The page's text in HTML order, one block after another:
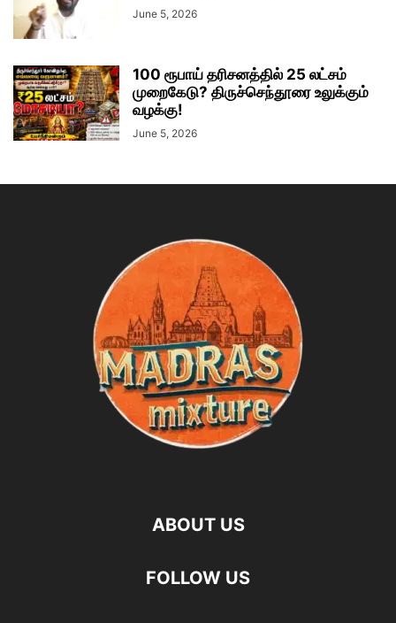
June 5, 2026
100 ரூபாய் தரிசனத்தில் 25 லட்சம்
முறைகேடு? திருச்செந்தூரை உலுக்கும்
வழக்கு!
June 5, 2026
ABOUT US
FOLLOW US